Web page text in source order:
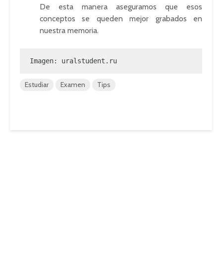
De esta manera aseguramos que esos
conceptos se queden mejor grabados en
nuestra memoria.
Imagen: uralstudent.ru
Estudiar Examen Tips